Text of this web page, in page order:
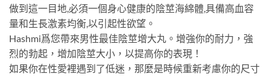
做到這一目地,必須一個身心健康的陰莖海綿體,具備高血容
量和生長激素均衡,以引起性欲望。
Hashmi爲您帶來男性最佳陰莖增大丸。增強你的耐力，強
烈的勃起，增加陰莖大小，以提高你的表現！
如果你在性愛裡遇到了低迷，那麼是時候重新考慮你的尺寸